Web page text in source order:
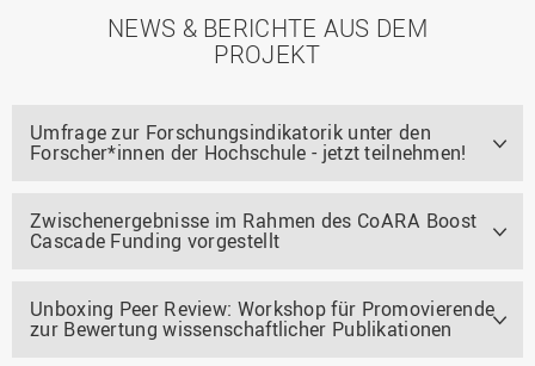
NEWS & BERICHTE AUS DEM
PROJEKT
Umfrage zur Forschungsindikatorik unter den
Forscher*innen der Hochschule - jetzt teilnehmen!
Zwischenergebnisse im Rahmen des CoARA Boost
Cascade Funding vorgestellt
Unboxing Peer Review: Workshop für Promovierende
zur Bewertung wissenschaftlicher Publikationen